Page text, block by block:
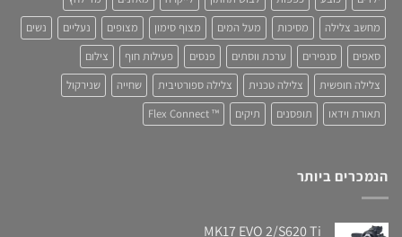
מחשב צלילה
מסיכות מעל המים מצוף סימון מצופים נעליים
נשים
סאפים
סנפירים ערכת ווסתים פנסים פעילות חוף
צילום
צלילה חופשית
צלילה טכנית צלילה ספורטיבית שחייה
שנירקול
תאורת וידאו
תופסנים תיקים ™ Flex Connect
הנמכרים ביותר
MK17 EVO 2/S620 Ti